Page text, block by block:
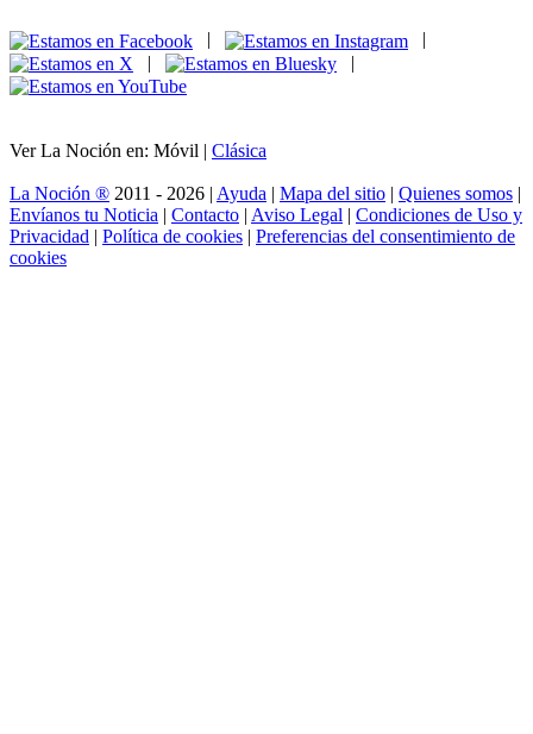
|
|
Ver La Noción en: Móvil | Clásica
La Noción ® 2011 - 2026 | Ayuda | Mapa del sitio | Quienes somos |
Envíanos tu Noticia | Contacto | Aviso Legal | Condiciones de Uso y
Privacidad | Política de cookies | Preferencias del consentimiento de
cookies